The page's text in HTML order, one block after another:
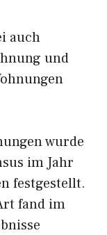
auch
und
wurde
im Jahr
festgestellt.
fand im